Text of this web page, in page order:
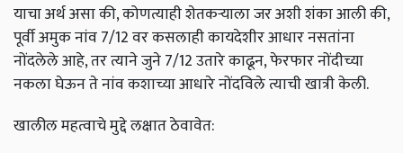
याचा अर्थ असा की, कोणत्याही शेतकर्‍याला जर अशी शंका आली की,
पूर्वी अमुक नांव 7/12 वर कसलाही कायदेशीर आधार नसतांना
नोंदलेले आहे, तर त्याने जुने 7/12 उतारे काढून, फेरफार नोंदीच्या
नकला घेऊन ते नांव कशाच्या आधारे नोंदविले त्याची खात्री केली.
खालील महत्वाचे मुद्दे लक्षात ठेवावेत: